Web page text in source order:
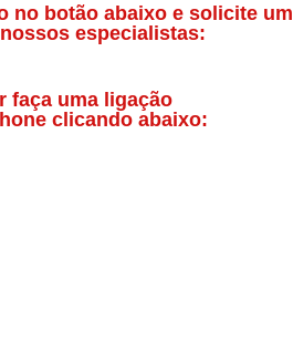
no botão abaixo e solicite um
especialistas:
faça uma ligação
clicando abaixo: